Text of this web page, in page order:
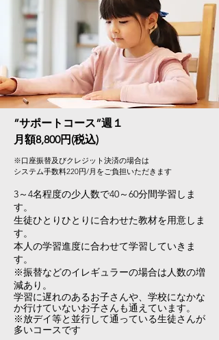
”サポートコース”週１
月額8,800円(税込)
※口座振替及びクレジット決済の場合は
​システム手数料220円/月をご負担いただきます
3～4名程度の少人数で40～60分間学習しま
す。
生徒ひとりひとりに合わせた教材を用意しま
す。
本人の学習進度に合わせて学習していきま
す。
※振替などのイレギュラーの場合は人数の増
減あり​。
学習に遅れのあるお子さんや、学校になかな
か行けていないお子さんも通えています。​
​※放デイ等と並行して通っている生徒さんが
多いコースです